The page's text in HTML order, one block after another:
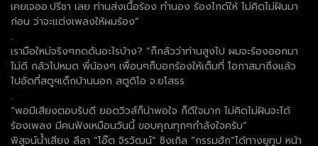
เคยเจออ.ปรีชา เลย ท่านส่งเนื้อร้อง ทำนอง ร้องไกด์ให้ ไม่คิดไม่ฝันมา
ก่อน ว่าจะแต่งเพลงให้ผมร้อง”
.
เรามือใหม่จริงๆกดดันอะไรบ้าง? “ก็กลัวว่าท่านสูงไป ผมจะร้องออกมา
ไม่ดี กลัวไปหมด พี่น้องๆ เพื่อนๆก็บอกร้องให้เต็มที่ โอกาสมาถึงแล้ว
ไปอัดที่สตูฯเด็กบ้านนอก สตูดิโอ จ.ยโสธร
.
“พอมีเสียงตอบรับดี ยอดวิวส์ก็น่าพอใจ ก็ดีใจมาก ไม่คิดไม่ฝันจะได้
ร้องเพลง มีคนฟังเหมือนวันนี้ ขอบคุณทุกๆกำลังใจครับ”
พิสูจน์น้ำเสียง ลีลา “โอ๊ต จิรวัฒน์” ซิงเกิล “กรรมฮัก”ได้ทางยูทูป หน้า